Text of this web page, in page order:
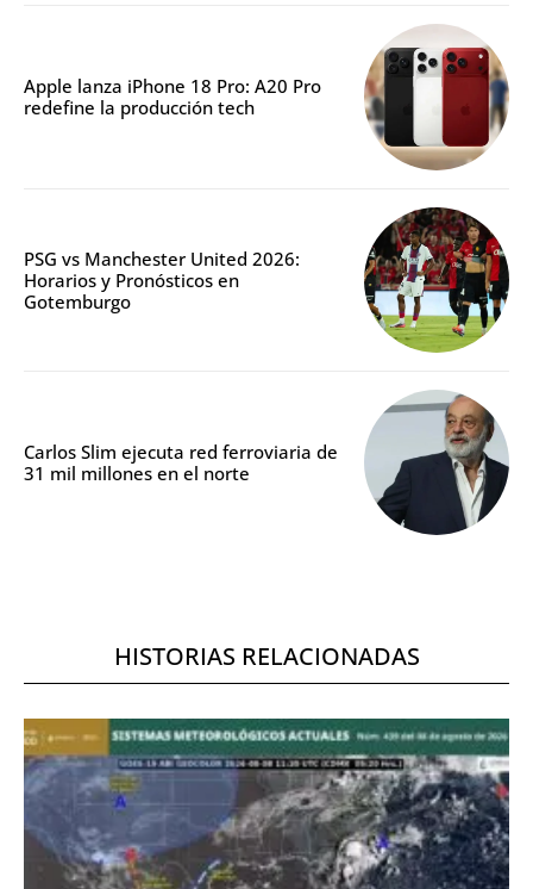
Apple lanza iPhone 18 Pro: A20 Pro
redefine la producción tech
PSG vs Manchester United 2026:
Horarios y Pronósticos en
Gotemburgo
Carlos Slim ejecuta red ferroviaria de
31 mil millones en el norte
HISTORIAS RELACIONADAS